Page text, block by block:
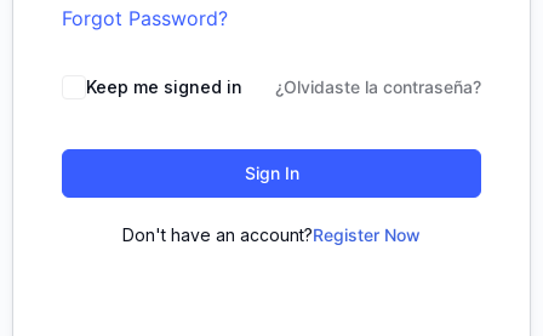
Forgot Password?
Keep me signed in ¿Olvidaste la contraseña?
Sign In
Don't have an account?Register Now